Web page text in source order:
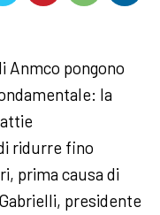
Anmco pongono
la
ridurre fino
prima causa di
presidente